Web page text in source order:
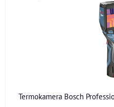
Termokamera Bosch